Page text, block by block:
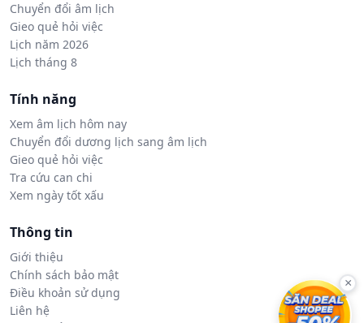
Chuyển đổi âm lịch
Gieo quẻ hỏi việc
Lịch năm 2026
Lịch tháng 8
Tính năng
Xem âm lịch hôm nay
Chuyển đổi dương lịch sang âm lịch
Gieo quẻ hỏi việc
Tra cứu can chi
Xem ngày tốt xấu
Thông tin
Giới thiệu
Chính sách bảo mật
Điều khoản sử dụng
Liên hệ
×